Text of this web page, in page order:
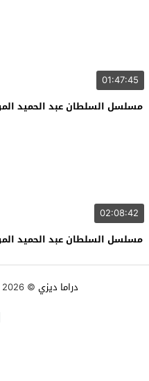
01:47:45
مسلسل السلطان عبد الحميد
02:08:42
مسلسل السلطان عبد الحميد
دراما ديزي © 2026 جميع الحقوق محفوظة.